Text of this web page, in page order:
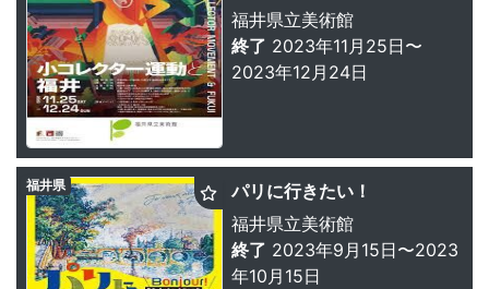
福井県立美術館
終了 2023年11月25日〜
2023年12月24日
パリに行きたい！
福井県立美術館
終了 2023年9月15日〜2023
年10月15日
福井県